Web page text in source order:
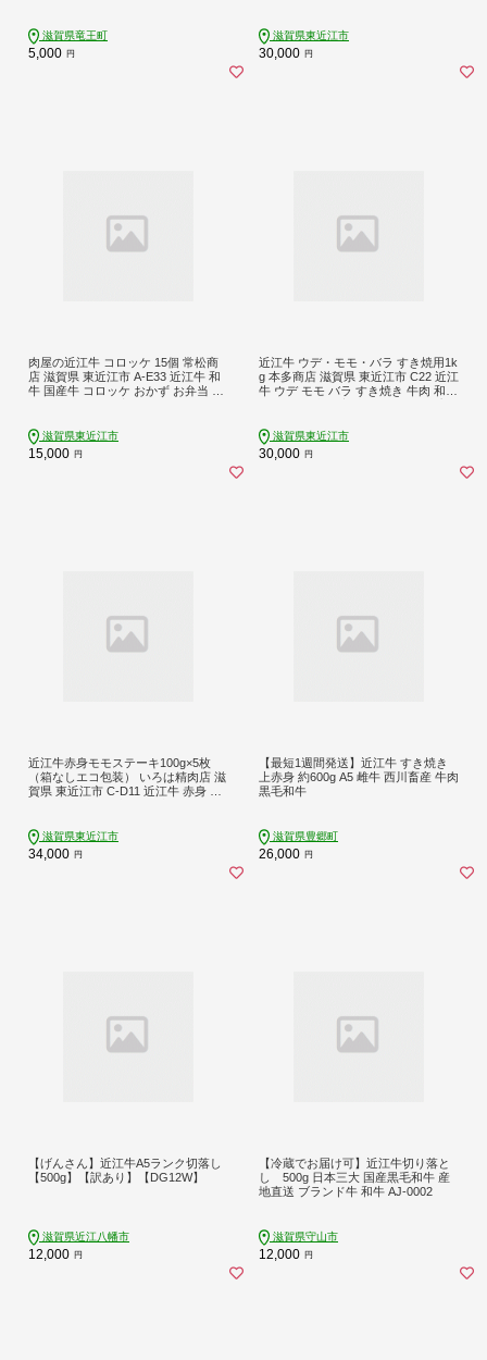
牛 に並ぶ 日本三大和牛 滋賀県 竜王
町 澤井牧場 送料無料 】 【202403_
防災グッズ】保存食
滋賀県竜王町
5,000 円
滋賀県東近江市
30,000 円
肉屋の近江牛 コロッケ 15個 常松商
店 滋賀県 東近江市 A-E33 近江牛 和
牛 国産牛 コロッケ おかず お弁当 揚
滋賀県東近江市
15,000 円
近江牛 ウデ・モモ・バラ すき焼用1k
g 本多商店 滋賀県 東近江市 C22 近江
牛 ウデ モモ バラ すき焼き 牛肉 和牛
滋賀県東近江市
30,000 円
近江牛赤身モモステーキ100g×5枚
（箱なしエコ包装） いろは精肉店 滋
賀県 東近江市 C-D11 近江牛 赤身 ス
滋賀県東近江市
34,000 円
【最短1週間発送】近江牛 すき焼き
上赤身 約600g A5 雌牛 西川畜産 牛肉
黒毛和牛
滋賀県豊郷町
26,000 円
【げんさん】近江牛A5ランク切落し
【500g】【訳あり】【DG12W】
滋賀県近江八幡市
12,000 円
【冷蔵でお届け可】近江牛切り落と
し 500g 日本三大 国産黒毛和牛 産
地直送 ブランド牛 和牛 AJ-0002
滋賀県守山市
12,000 円